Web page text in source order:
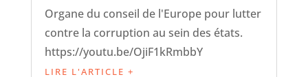
Organe du conseil de l'Europe pour lutter
contre la corruption au sein des états.
https://youtu.be/OjiF1kRmbbY
LIRE L'ARTICLE +